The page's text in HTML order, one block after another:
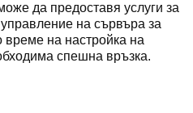
да предоставя услуги за
на сървъра за
време на настройка на
спешна връзка.